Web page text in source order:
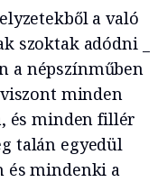
a való
szoktak adódni _
a népszínműben
minden
és minden fillér
talán egyedül
és mindenki a